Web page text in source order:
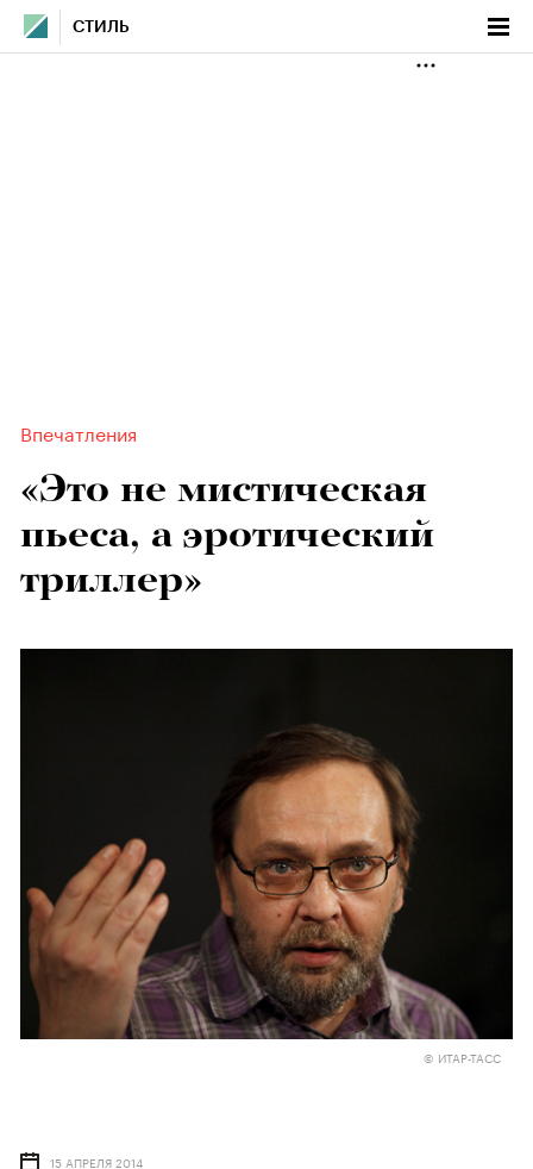
СТИЛЬ
Впечатления
«Это не мистическая
пьеса, а эротический
триллер»
© ИТАР-ТАСС
15 АПРЕЛЯ 2014